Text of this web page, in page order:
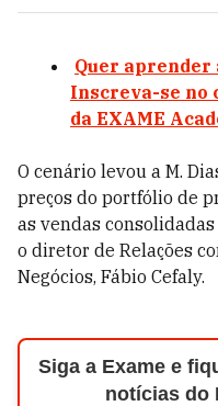
Quer
Inscreva-se no
da EXAME
O cenário levou a M.
preços do portfólio de
as vendas
o diretor de Relações
Negócios, Fábio Cefaly.
Siga a Exame e
notícias do